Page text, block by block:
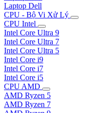
Laptop Dell
CPU - Bộ Vi Xử Lý
CPU Intel
Intel Core Ultra 9
Intel Core Ultra 7
Intel Core Ultra 5
Intel Core i9
Intel Core i7
Intel Core i5
CPU AMD
AMD Ryzen 5
AMD Ryzen 7